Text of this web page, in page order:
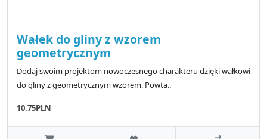
Wałek do gliny z wzorem
geometrycznym
Dodaj swoim projektom nowoczesnego charakteru dzięki wałkowi
do gliny z geometrycznym wzorem. Powta..
10.75PLN